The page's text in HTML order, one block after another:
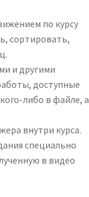
по курсу
сортировать,
и другими
доступные
либо в файле, а
внутри курса.
специально
в видео